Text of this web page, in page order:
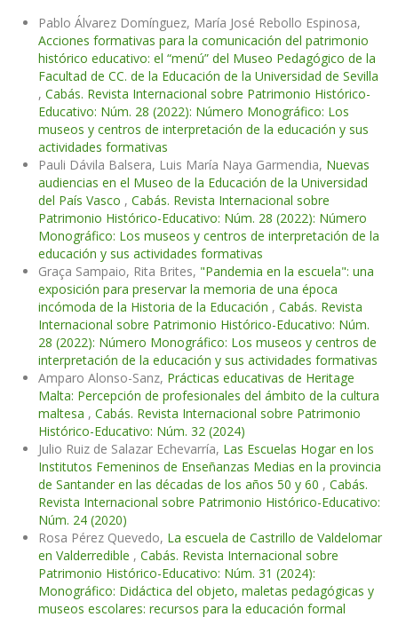
Pablo Álvarez Domínguez, María José Rebollo Espinosa,
Acciones formativas para la comunicación del patrimonio
histórico educativo: el “menú” del Museo Pedagógico de la
Facultad de CC. de la Educación de la Universidad de Sevilla
, Cabás. Revista Internacional sobre Patrimonio Histórico-
Educativo: Núm. 28 (2022): Número Monográfico: Los
museos y centros de interpretación de la educación y sus
actividades formativas
Pauli Dávila Balsera, Luis María Naya Garmendia, Nuevas
audiencias en el Museo de la Educación de la Universidad
del País Vasco , Cabás. Revista Internacional sobre
Patrimonio Histórico-Educativo: Núm. 28 (2022): Número
Monográfico: Los museos y centros de interpretación de la
educación y sus actividades formativas
Graça Sampaio, Rita Brites, "Pandemia en la escuela": una
exposición para preservar la memoria de una época
incómoda de la Historia de la Educación , Cabás. Revista
Internacional sobre Patrimonio Histórico-Educativo: Núm.
28 (2022): Número Monográfico: Los museos y centros de
interpretación de la educación y sus actividades formativas
Amparo Alonso-Sanz, Prácticas educativas de Heritage
Malta: Percepción de profesionales del ámbito de la cultura
maltesa , Cabás. Revista Internacional sobre Patrimonio
Histórico-Educativo: Núm. 32 (2024)
Julio Ruiz de Salazar Echevarría, Las Escuelas Hogar en los
Institutos Femeninos de Enseñanzas Medias en la provincia
de Santander en las décadas de los años 50 y 60 , Cabás.
Revista Internacional sobre Patrimonio Histórico-Educativo:
Núm. 24 (2020)
Rosa Pérez Quevedo, La escuela de Castrillo de Valdelomar
en Valderredible , Cabás. Revista Internacional sobre
Patrimonio Histórico-Educativo: Núm. 31 (2024):
Monográfico: Didáctica del objeto, maletas pedagógicas y
museos escolares: recursos para la educación formal